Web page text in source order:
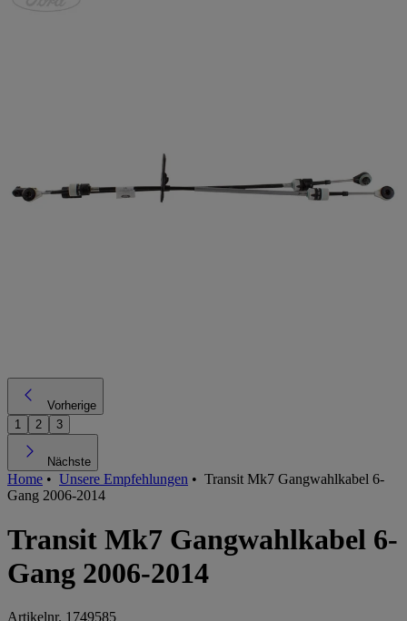
Vorherige
1
2 3
Nächste
Home • Unsere Empfehlungen • Transit Mk7 Gangwahlkabel 6-
Gang 2006-2014
Transit Mk7 Gangwahlkabel 6-
Gang 2006-2014
Artikelnr. 1749585